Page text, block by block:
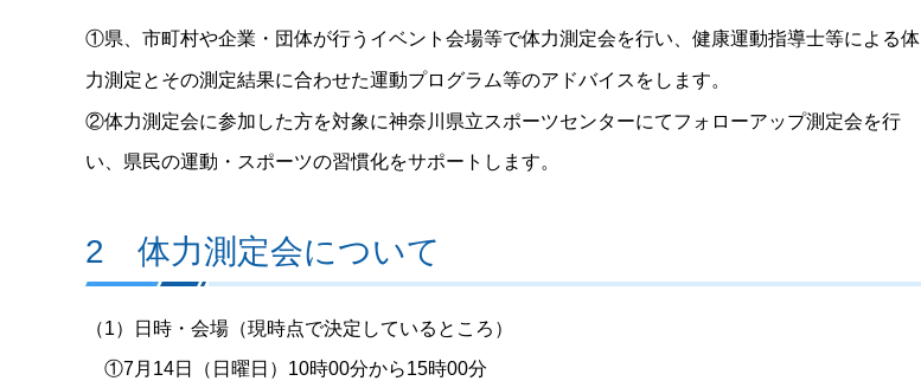
①県、市町村や企業・団体が行うイベント会場等で体力測定会を行い、健康運動指導士等による体
力測定とその測定結果に合わせた運動プログラム等のアドバイスをします。
②体力測定会に参加した方を対象に神奈川県立スポーツセンターにてフォローアップ測定会を行
い、県民の運動・スポーツの習慣化をサポートします。
2 体力測定会について
（1）日時・会場（現時点で決定しているところ）
①7月14日（日曜日）10時00分から15時00分